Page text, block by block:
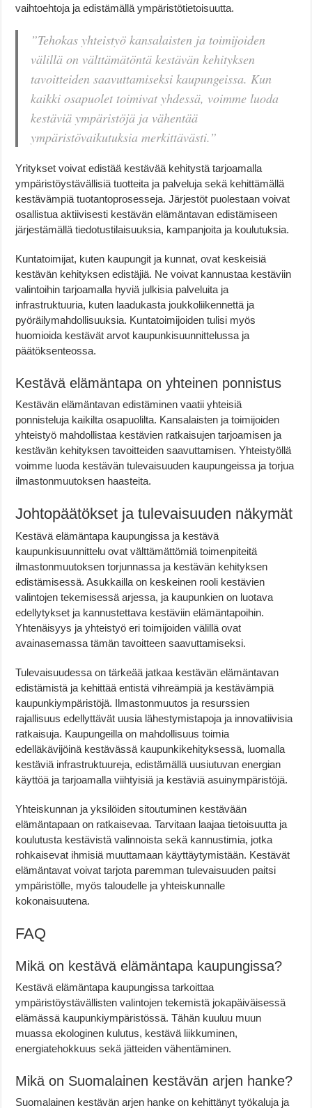
vaihtoehtoja ja edistämällä ympäristötietoisuutta.
”Tehokas yhteistyö kansalaisten ja toimijoiden
välillä on välttämätöntä kestävän kehityksen
tavoitteiden saavuttamiseksi kaupungeissa. Kun
kaikki osapuolet toimivat yhdessä, voimme luoda
kestäviä ympäristöjä ja vähentää
ympäristövaikutuksia merkittävästi.”
Yritykset voivat edistää kestävää kehitystä tarjoamalla
ympäristöystävällisiä tuotteita ja palveluja sekä kehittämällä
kestävämpiä tuotantoprosesseja. Järjestöt puolestaan voivat
osallistua aktiivisesti kestävän elämäntavan edistämiseen
järjestämällä tiedotustilaisuuksia, kampanjoita ja koulutuksia.
Kuntatoimijat, kuten kaupungit ja kunnat, ovat keskeisiä
kestävän kehityksen edistäjiä. Ne voivat kannustaa kestäviin
valintoihin tarjoamalla hyviä julkisia palveluita ja
infrastruktuuria, kuten laadukasta joukkoliikennettä ja
pyöräilymahdollisuuksia. Kuntatoimijoiden tulisi myös
huomioida kestävät arvot kaupunkisuunnittelussa ja
päätöksenteossa.
Kestävä elämäntapa on yhteinen ponnistus
Kestävän elämäntavan edistäminen vaatii yhteisiä
ponnisteluja kaikilta osapuolilta. Kansalaisten ja toimijoiden
yhteistyö mahdollistaa kestävien ratkaisujen tarjoamisen ja
kestävän kehityksen tavoitteiden saavuttamisen. Yhteistyöllä
voimme luoda kestävän tulevaisuuden kaupungeissa ja torjua
ilmastonmuutoksen haasteita.
Johtopäätökset ja tulevaisuuden näkymät
Kestävä elämäntapa kaupungissa ja kestävä
kaupunkisuunnittelu ovat välttämättömiä toimenpiteitä
ilmastonmuutoksen torjunnassa ja kestävän kehityksen
edistämisessä. Asukkailla on keskeinen rooli kestävien
valintojen tekemisessä arjessa, ja kaupunkien on luotava
edellytykset ja kannustettava kestäviin elämäntapoihin.
Yhtenäisyys ja yhteistyö eri toimijoiden välillä ovat
avainasemassa tämän tavoitteen saavuttamiseksi.
Tulevaisuudessa on tärkeää jatkaa kestävän elämäntavan
edistämistä ja kehittää entistä vihreämpiä ja kestävämpiä
kaupunkiympäristöjä. Ilmastonmuutos ja resurssien
rajallisuus edellyttävät uusia lähestymistapoja ja innovatiivisia
ratkaisuja. Kaupungeilla on mahdollisuus toimia
edelläkävijöinä kestävässä kaupunkikehityksessä, luomalla
kestäviä infrastruktuureja, edistämällä uusiutuvan energian
käyttöä ja tarjoamalla viihtyisiä ja kestäviä asuinympäristöjä.
Yhteiskunnan ja yksilöiden sitoutuminen kestävään
elämäntapaan on ratkaisevaa. Tarvitaan laajaa tietoisuutta ja
koulutusta kestävistä valinnoista sekä kannustimia, jotka
rohkaisevat ihmisiä muuttamaan käyttäytymistään. Kestävät
elämäntavat voivat tarjota paremman tulevaisuuden paitsi
ympäristölle, myös taloudelle ja yhteiskunnalle
kokonaisuutena.
FAQ
Mikä on kestävä elämäntapa kaupungissa?
Kestävä elämäntapa kaupungissa tarkoittaa
ympäristöystävällisten valintojen tekemistä jokapäiväisessä
elämässä kaupunkiympäristössä. Tähän kuuluu muun
muassa ekologinen kulutus, kestävä liikkuminen,
energiatehokkuus sekä jätteiden vähentäminen.
Mikä on Suomalainen kestävän arjen hanke?
Suomalainen kestävän arjen hanke on kehittänyt työkaluja ja